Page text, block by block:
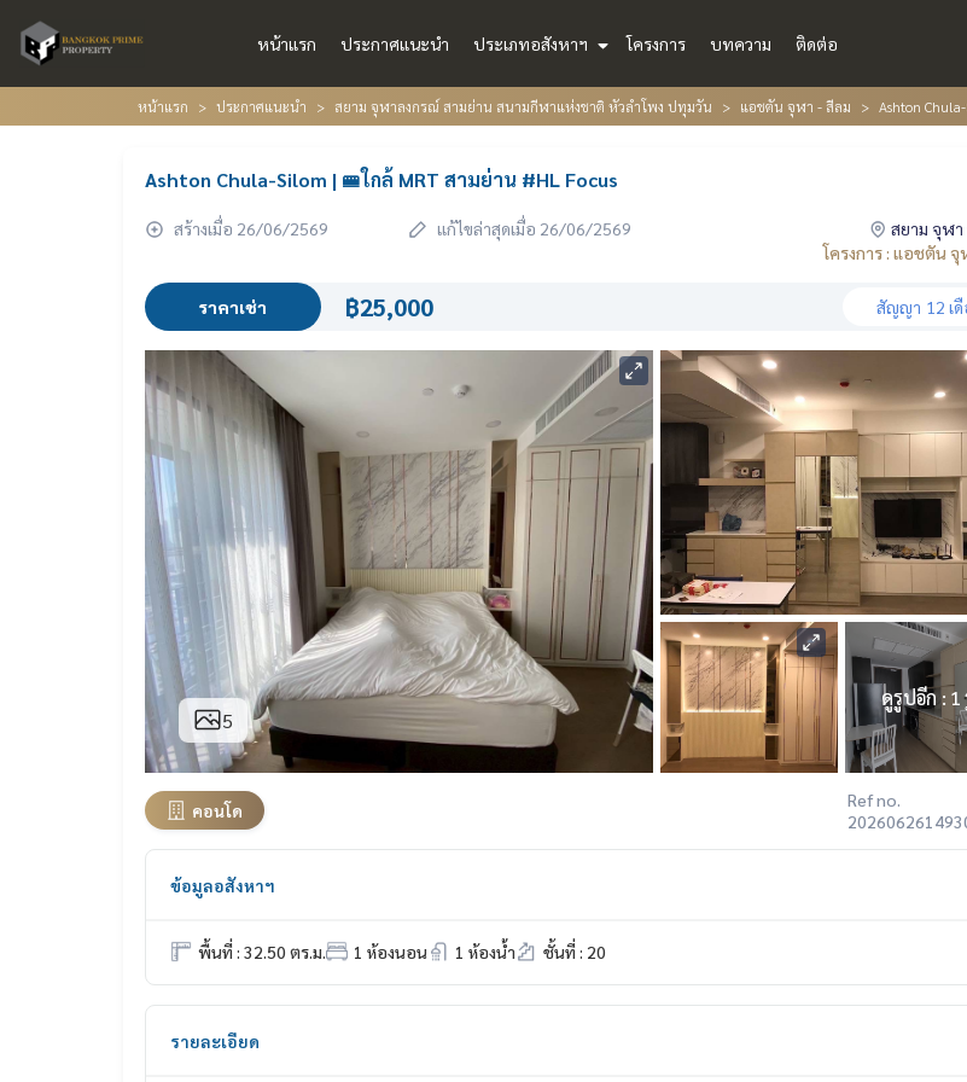
หน้าแรก ประกาศแนะนำ ประเภทอสังหาฯ โครงการ บทความ ติดต่อ
หน้าแรก ประกาศแนะนำ สยาม จุฬาลงกรณ์ สามย่าน สนามกีฬาแห่งชาติ หัวลำโพง ปทุมวัน แอชตัน จุฬา - สีลม Ashton
Ashton Chula-Silom | 🚝ใกล้ MRT สามย่าน #HL Focus
สร้างเมื่อ 26/06/2569 แก้ไขล่าสุดเมื่อ 26/06/2569
สยาม จุฬา
โครงการ : แอชตัน จุ
ราคาเช่า ฿25,000 สัญญา 12 เ
5
ดูรูปอีก : 1
คอนโด
Ref no.
ข้อมูลอสังหาฯ
พื้นที่ : 32.50 ตร.ม. 1 ห้องนอน 1 ห้องน้ำ ชั้นที่ : 20
รายละเอียด